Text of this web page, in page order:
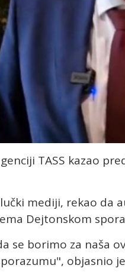
TASS kazao
mediji, rekao da
Dejtonskom
se borimo za naša
objasnio